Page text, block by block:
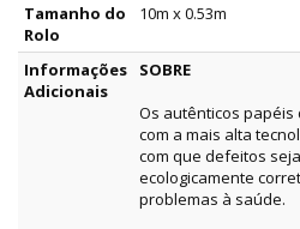
Tamanho do
Rolo
10m x 0.53m
Informações
Adicionais
SOBRE
Os autênticos
com a mais alta
com que defeitos
ecologicamente
problemas à saúde.